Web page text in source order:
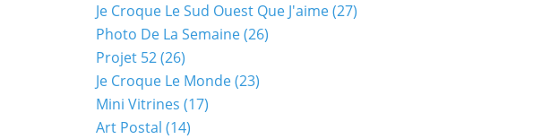
Je Croque Le Sud Ouest Que J'aime(27)
Photo De La Semaine(26)
Projet 52(26)
Je Croque Le Monde(23)
Mini Vitrines (17)
Art Postal (14)